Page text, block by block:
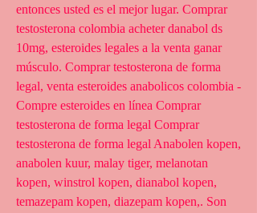
entonces usted es el mejor lugar. Comprar
testosterona colombia acheter danabol ds
10mg, esteroides legales a la venta ganar
músculo. Comprar testosterona de forma
legal, venta esteroides anabolicos colombia -
Compre esteroides en línea Comprar
testosterona de forma legal Comprar
testosterona de forma legal Anabolen kopen,
anabolen kuur, malay tiger, melanotan
kopen, winstrol kopen, dianabol kopen,
temazepam kopen, diazepam kopen,. Son